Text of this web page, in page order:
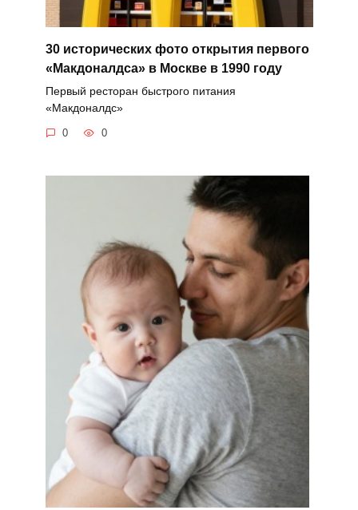
30 исторических фото открытия первого
«Макдоналдса» в Москве в 1990 году
Первый ресторан быстрого питания
«Макдоналдс»
0 0